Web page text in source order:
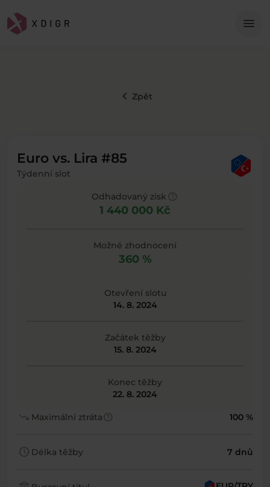
menu
keyboard_arrow_left Zpět
Euro vs. Lira #85
Týdenní slot
Odhadovaný zisk
1 440 000 Kč
Možné zhodnocení
360 %
Otevření slotu
14. 8. 2024
Začátek těžby
15. 8. 2024
Konec těžby
22. 8. 2024
trending_down Maximální ztrátahelp 100 %
schedule Délka těžby 7 dnů